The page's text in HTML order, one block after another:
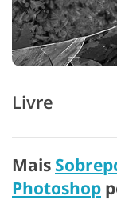
Livre
Mais
Photoshop